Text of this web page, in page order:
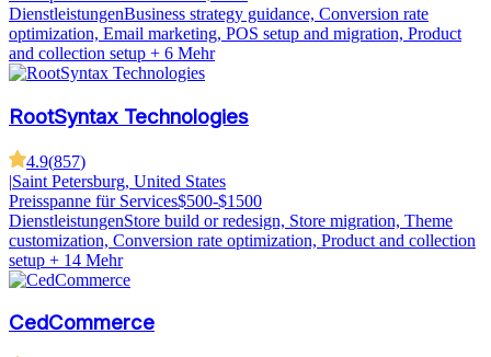
DienstleistungenBusiness strategy guidance, Conversion rate
optimization, Email marketing, POS setup and migration, Product
and collection setup + 6 Mehr
RootSyntax Technologies
4.9(857)
|Saint Petersburg, United States
Preisspanne für Services$500-$1500
DienstleistungenStore build or redesign, Store migration, Theme
customization, Conversion rate optimization, Product and collection
setup + 14 Mehr
CedCommerce